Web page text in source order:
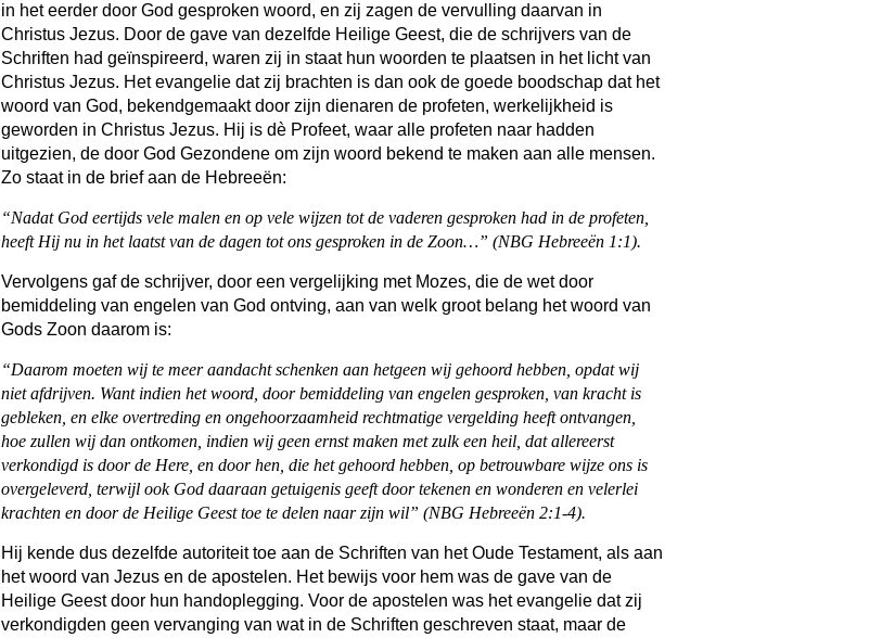
in het eerder door God gesproken woord, en zij zagen de vervulling daarvan in
Christus Jezus. Door de gave van dezelfde Heilige Geest, die de schrijvers van de
Schriften had geïnspireerd, waren zij in staat hun woorden te plaatsen in het licht van
Christus Jezus. Het evangelie dat zij brachten is dan ook de goede boodschap dat het
woord van God, bekendgemaakt door zijn dienaren de profeten, werkelijkheid is
geworden in Christus Jezus. Hij is dè Profeet, waar alle profeten naar hadden
uitgezien, de door God Gezondene om zijn woord bekend te maken aan alle mensen.
Zo staat in de brief aan de Hebreeën:
“Nadat God eertijds vele malen en op vele wijzen tot de vaderen gesproken had in de profeten,
heeft Hij nu in het laatst van de dagen tot ons gesproken in de Zoon…” (NBG Hebreeën 1:1).
Vervolgens gaf de schrijver, door een vergelijking met Mozes, die de wet door
bemiddeling van engelen van God ontving, aan van welk groot belang het woord van
Gods Zoon daarom is:
“Daarom moeten wij te meer aandacht schenken aan hetgeen wij gehoord hebben, opdat wij
niet afdrijven. Want indien het woord, door bemiddeling van engelen gesproken, van kracht is
gebleken, en elke overtreding en ongehoorzaamheid rechtmatige vergelding heeft ontvangen,
hoe zullen wij dan ontkomen, indien wij geen ernst maken met zulk een heil, dat allereerst
verkondigd is door de Here, en door hen, die het gehoord hebben, op betrouwbare wijze ons is
overgeleverd, terwijl ook God daaraan getuigenis geeft door tekenen en wonderen en velerlei
krachten en door de Heilige Geest toe te delen naar zijn wil” (NBG Hebreeën 2:1-4).
Hij kende dus dezelfde autoriteit toe aan de Schriften van het Oude Testament, als aan
het woord van Jezus en de apostelen. Het bewijs voor hem was de gave van de
Heilige Geest door hun handoplegging. Voor de apostelen was het evangelie dat zij
verkondigden geen vervanging van wat in de Schriften geschreven staat, maar de